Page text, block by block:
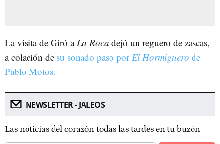
La visita de Giró a La Roca dejó un reguero de zascas,
a colación de su sonado paso por El Hormiguero de
Pablo Motos.
NEWSLETTER - JALEOS
Las noticias del corazón todas las tardes en tu buzón